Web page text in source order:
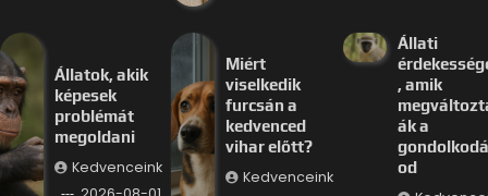
Állatok, akik
képesek
problémát
megoldani
Kedvenceink
Miért
viselkedik
furcsán a
kedvenced
vihar előtt?
Kedvenceink
Állati
, amik
ák a
od